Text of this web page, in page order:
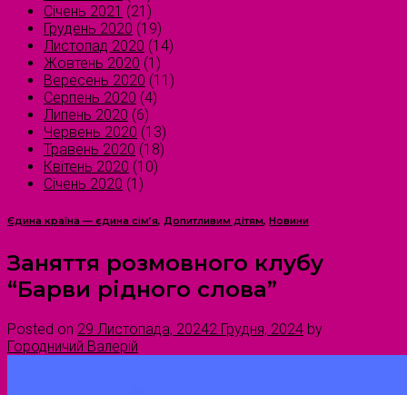
Січень 2021 (21)
Грудень 2020 (19)
Листопад 2020 (14)
Жовтень 2020 (1)
Вересень 2020 (11)
Серпень 2020 (4)
Липень 2020 (6)
Червень 2020 (13)
Травень 2020 (18)
Квітень 2020 (10)
Січень 2020 (1)
Єдина країна — єдина сім’я, Допитливим дітям, Новини
Заняття розмовного клубу
“Барви рідного слова”
Posted on 29 Листопада, 20242 Грудня, 2024 by
Городничий Валерій